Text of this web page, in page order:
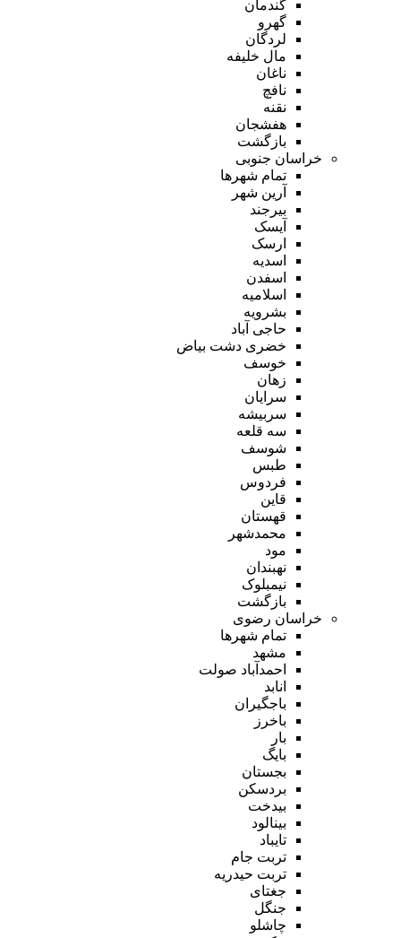
گندمان
گهرو
لردگان
مال خلیفه
ناغان
نافچ
نقنه
هفشجان
بازگشت
خراسان جنوبی
تمام شهر‌ها
آرین شهر
بیرجند
آیسک
ارسک
اسدیه
اسفدن
اسلامیه
بشرویه
حاجی آباد
خضری دشت بیاض
خوسف
زهان
سرایان
سربیشه
سه قلعه
شوسف
طبس
فردوس
قاین
قهستان
محمدشهر
مود
نهبندان
نیمبلوک
بازگشت
خراسان رضوی
تمام شهر‌ها
مشهد
احمدآباد صولت
انابد
باجگیران
باخرز
بار
بایگ
بجستان
بردسکن
بیدخت
بینالود
تایباد
تربت جام
تربت حیدریه
جغتای
جنگل
چاشلو